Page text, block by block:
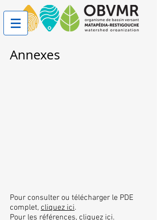
Annexes
Pour consulter ou télécharger le PDE
complet, cliquez ici.
Pour les références, cliquez ici.